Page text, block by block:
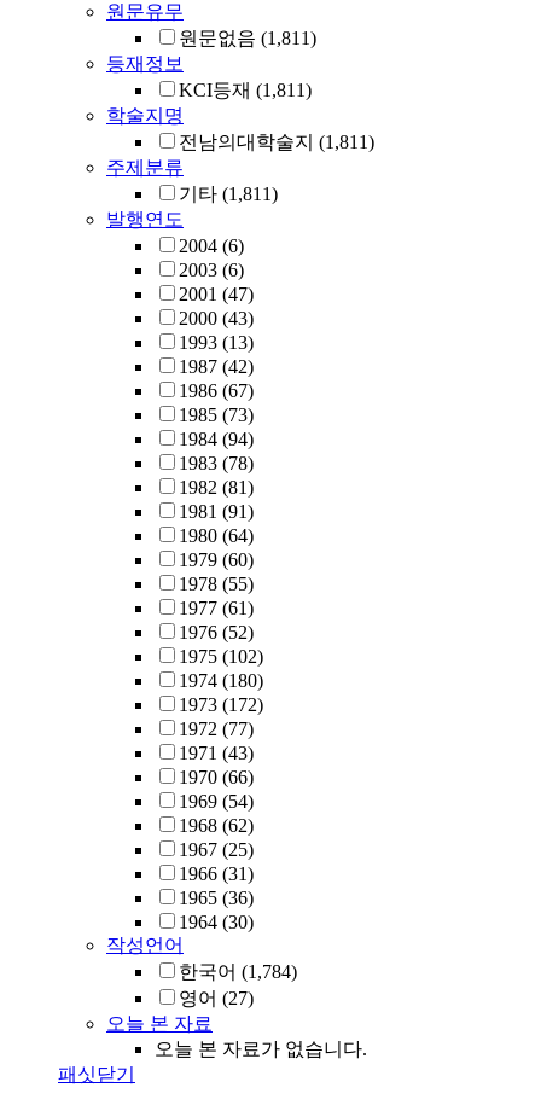
원문유무
원문없음 (1,811)
등재정보
KCI등재 (1,811)
학술지명
전남의대학술지 (1,811)
주제분류
기타 (1,811)
발행연도
2004 (6)
2003 (6)
2001 (47)
2000 (43)
1993 (13)
1987 (42)
1986 (67)
1985 (73)
1984 (94)
1983 (78)
1982 (81)
1981 (91)
1980 (64)
1979 (60)
1978 (55)
1977 (61)
1976 (52)
1975 (102)
1974 (180)
1973 (172)
1972 (77)
1971 (43)
1970 (66)
1969 (54)
1968 (62)
1967 (25)
1966 (31)
1965 (36)
1964 (30)
작성언어
한국어 (1,784)
영어 (27)
오늘 본 자료
오늘 본 자료가 없습니다.
패싯닫기